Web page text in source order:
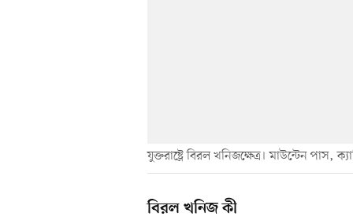
যুক্তরাষ্ট্রে বিরল খনিজক্ষেত্র। মাউন্টেন পাস,
বিরল খনিজ কী